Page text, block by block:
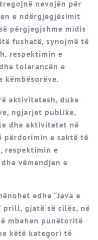
nevojën për
e ndërgjegjësimit
përgjegjshme midis
fushatë, synojmë të
respektimin e
tolerancën e
këmbësorëve.
aktivitetesh, duke
ngjarjet publike,
dhe aktivitetet në
përdorimin e saktë të
respektimin e
vëmendjen e
edhe “Java e
prill, gjatë së cilës, në
mbahen punëtoritë
këtë kategori të